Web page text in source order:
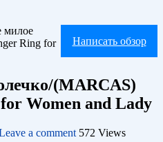
Написать обзор
милое
Ring for
(MARCAS)
Women and Lady
a comment 572 Views